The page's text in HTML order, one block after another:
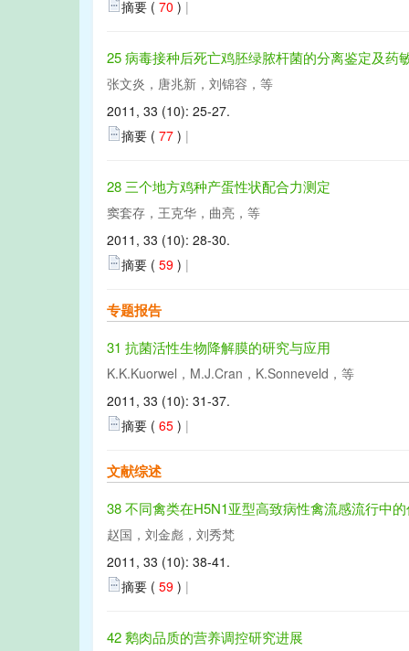
摘要 ( 70 ) |
25 病毒接种后死亡鸡胚绿脓杆菌的分离鉴定及药
张文炎，唐兆新，刘锦容，等
2011, 33 (10): 25-27.
摘要 ( 77 ) |
28 三个地方鸡种产蛋性状配合力测定
窦套存，王克华，曲亮，等
2011, 33 (10): 28-30.
摘要 ( 59 ) |
专题报告
31 抗菌活性生物降解膜的研究与应用
K.K.Kuorwel，M.J.Cran，K.Sonneveld，等
2011, 33 (10): 31-37.
摘要 ( 65 ) |
文献综述
38 不同禽类在H5N1亚型高致病性禽流感流行中
赵国，刘金彪，刘秀梵
2011, 33 (10): 38-41.
摘要 ( 59 ) |
42 鹅肉品质的营养调控研究进展